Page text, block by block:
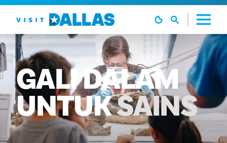
Langsung ke isi
GALIDALAM
UNTUKSAINS